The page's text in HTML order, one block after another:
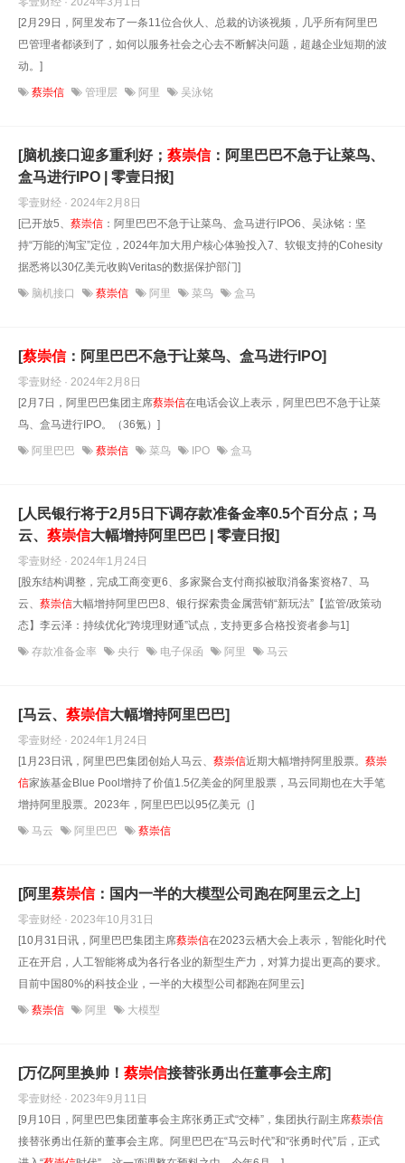
[2月29日，阿里发布了一条11位合伙人、总裁的访谈视频，几乎所有阿里巴
巴管理者都谈到了，如何以服务社会之心去不断解决问题，超越企业短期的波
动。]
蔡崇信 管理层 阿里 吴泳铭
[脑机接口迎多重利好； 蔡崇信：阿里巴巴不急于让菜鸟、
盒马进行IPO | 零壹日报]
零壹财经 · 2024年2月8日
[已开放5、 蔡崇信 ：阿里巴巴不急于让菜鸟、盒马进行IPO6、吴泳铭：坚
持“万能的淘宝”定位，2024年加大用户核心体验投入7、软银支持的Cohesity
据悉将以30亿美元收购Veritas的数据保护部门]
脑机接口 蔡崇信 阿里 菜鸟 盒马
[蔡崇信：阿里巴巴不急于让菜鸟、盒马进行IPO]
零壹财经 · 2024年2月8日
[2月7日，阿里巴巴集团主席蔡崇信在电话会议上表示，阿里巴巴不急于让菜
鸟、盒马进行IPO。（36氪）]
阿里巴巴 蔡崇信 菜鸟 IPO 盒马
[人民银行将于2月5日下调存款准备金率0.5个百分点；马
云、 蔡崇信大幅增持阿里巴巴 | 零壹日报]
零壹财经 · 2024年1月24日
[股东结构调整，完成工商变更6、多家聚合支付商拟被取消备案资格7、马
云、 蔡崇信大幅增持阿里巴巴8、银行探索贵金属营销“新玩法”【监管/政策动
态】李云泽：持续优化“跨境理财通”试点，支持更多合格投资者参与1]
存款准备金率 央行 电子保函 阿里 马云
[马云、 蔡崇信大幅增持阿里巴巴]
零壹财经 · 2024年1月24日
[1月23日讯，阿里巴巴集团创始人马云、 蔡崇信近期大幅增持阿里股票。 蔡崇
信家族基金Blue Pool增持了价值1.5亿美金的阿里股票，马云同期也在大手笔
增持阿里股票。2023年，阿里巴巴以95亿美元（]
马云 阿里巴巴 蔡崇信
[阿里蔡崇信：国内一半的大模型公司跑在阿里云之上]
零壹财经 · 2023年10月31日
[10月31日讯，阿里巴巴集团主席蔡崇信在2023云栖大会上表示，智能化时代
正在开启，人工智能将成为各行各业的新型生产力，对算力提出更高的要求。
目前中国80%的科技企业，一半的大模型公司都跑在阿里云]
蔡崇信 阿里 大模型
[万亿阿里换帅！ 蔡崇信接替张勇出任董事会主席]
零壹财经 · 2023年9月11日
[9月10日，阿里巴巴集团董事会主席张勇正式“交棒”，集团执行副主席蔡崇信
接替张勇出任新的董事会主席。阿里巴巴在“马云时代”和“张勇时代”后，正式